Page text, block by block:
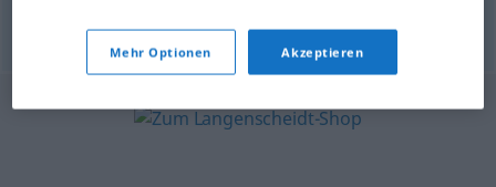
© OpenThesaurus.de
Mehr Optionen Akzeptieren